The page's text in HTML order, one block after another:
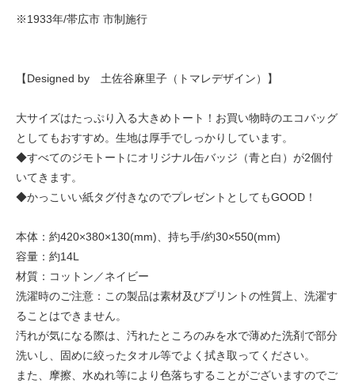
※1933年/帯広市 市制施行
【Designed by 土佐谷麻里子（トマレデザイン）】
大サイズはたっぷり入る大きめトート！お買い物時のエコバッグ
としてもおすすめ。生地は厚手でしっかりしています。
◆すべてのジモトートにオリジナル缶バッジ（青と白）が2個付
いてきます。
◆かっこいい紙タグ付きなのでプレゼントとしてもGOOD！
本体：約420×380×130(mm)、持ち手/約30×550(mm)
容量：約14L
材質：コットン／ネイビー
洗濯時のご注意：この製品は素材及びプリントの性質上、洗濯す
ることはできません。
汚れが気になる際は、汚れたところのみを水で薄めた洗剤で部分
洗いし、固めに絞ったタオル等でよく拭き取ってください。
また、摩擦、水ぬれ等により色落ちすることがございますのでご